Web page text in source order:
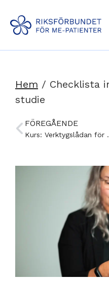
Hem / Checklista
studie
FÖREGÅENDE
Kurs: